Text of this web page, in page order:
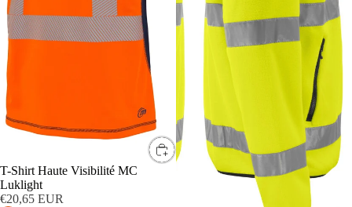
T-Shirt Haute Visibilité MC
Luklight
€20,65 EUR